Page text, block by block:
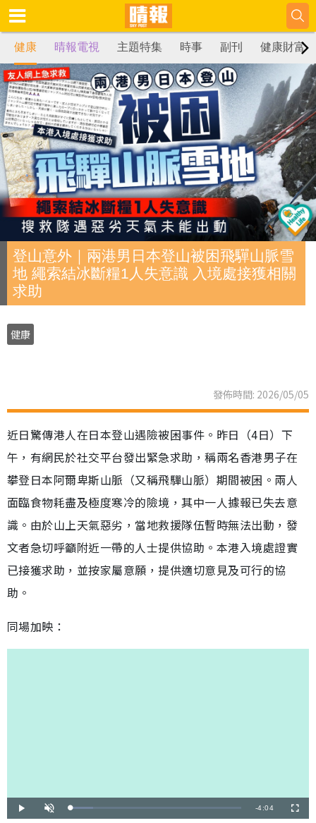
健康 晴報電視 主題特集 時事 副刊 健康財富
登山意外｜兩港男日本登山被困飛驒山脈雪
地 繩索結冰斷糧1人失意識 入境處接獲相關
求助
健康
發佈時間: 2026/05/05
近日驚傳港人在日本登山遇險被困事件。昨日（4日）下
午，有網民於社交平台發出緊急求助，稱兩名香港男子在
攀登日本阿爾卑斯山脈（又稱飛驒山脈）期間被困。兩人
面臨食物耗盡及極度寒冷的險境，其中一人據報已失去意
識。由於山上天氣惡劣，當地救援隊伍暫時無法出動，發
文者急切呼籲附近一帶的人士提供協助。本港入境處證實
已接獲求助，並按家屬意願，提供適切意見及可行的協
助。
同場加映：
播
放
開
啟
載
入
剩
-4:04
全
螢